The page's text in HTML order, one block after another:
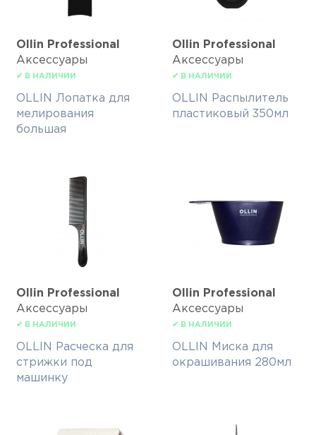
Ollin Professional
Аксессуары
✔ В НАЛИЧИИ
OLLIN Лопатка для
мелирования
большая
Ollin Professional
Аксессуары
✔ В НАЛИЧИИ
OLLIN Распылитель
пластиковый 350мл
Ollin Professional
Аксессуары
✔ В НАЛИЧИИ
OLLIN Расческа для
стрижки под
машинку
Ollin Professional
Аксессуары
✔ В НАЛИЧИИ
OLLIN Миска для
окрашивания 280мл